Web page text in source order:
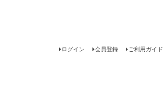
ログイン 会員登録 ご利用ガイド